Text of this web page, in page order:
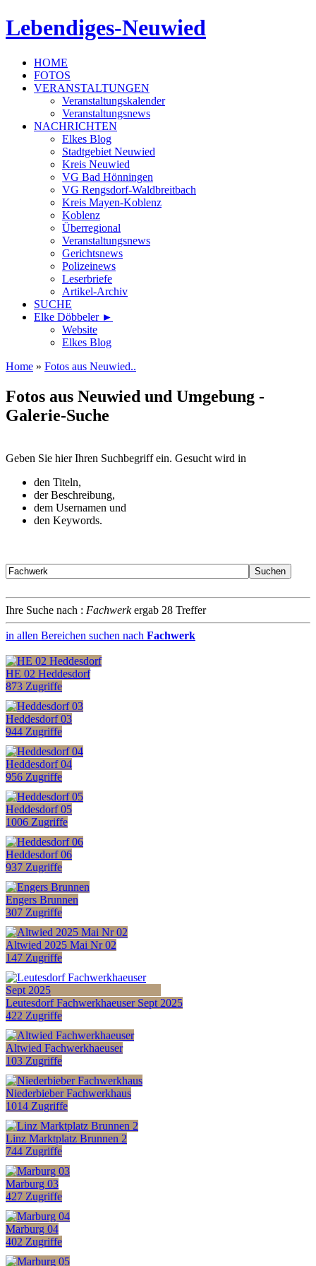
Lebendiges-Neuwied
HOME
FOTOS
VERANSTALTUNGEN
Veranstaltungskalender
Veranstaltungsnews
NACHRICHTEN
Elkes Blog
Stadtgebiet Neuwied
Kreis Neuwied
VG Bad Hönningen
VG Rengsdorf-Waldbreitbach
Kreis Mayen-Koblenz
Koblenz
Überregional
Veranstaltungsnews
Gerichtsnews
Polizeinews
Leserbriefe
Artikel-Archiv
SUCHE
Elke Döbbeler ►
Website
Elkes Blog
Home » Fotos aus Neuwied..
Fotos aus Neuwied und Umgebung -
Galerie-Suche
Geben Sie hier Ihren Suchbegriff ein. Gesucht wird in
den Titeln,
der Beschreibung,
dem Usernamen und
den Keywords.
Ihre Suche nach : Fachwerkergab 28 Treffer
in allen Bereichen suchen nach Fachwerk
HE 02 Heddesdorf
873 Zugriffe
Heddesdorf 03
944 Zugriffe
Heddesdorf 04
956 Zugriffe
Heddesdorf 05
1006 Zugriffe
Heddesdorf 06
937 Zugriffe
Engers Brunnen
307 Zugriffe
Altwied 2025 Mai Nr 02
147 Zugriffe
Leutesdorf Fachwerkhaeuser Sept 2025
422 Zugriffe
Altwied Fachwerkhaeuser
103 Zugriffe
Niederbieber Fachwerkhaus
1014 Zugriffe
Linz Marktplatz Brunnen 2
744 Zugriffe
Marburg 03
427 Zugriffe
Marburg 04
402 Zugriffe